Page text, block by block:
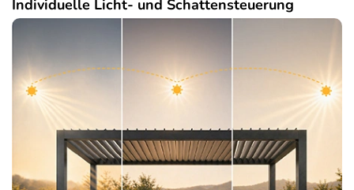
Individuelle Licht- und Schattensteuerung